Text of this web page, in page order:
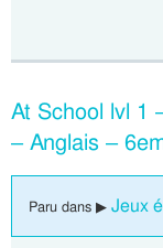
At School lvl 1
– Anglais –
Paru dans ▶ Jeux